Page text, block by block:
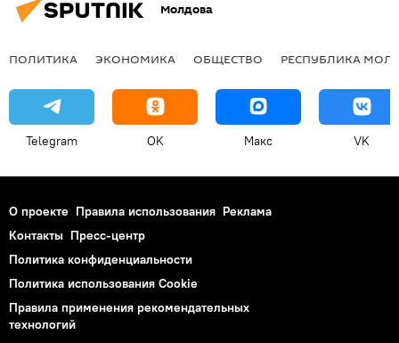
Молдова
ПОЛИТИКА ЭКОНОМИКА ОБЩЕСТВО РЕСПУБЛИКА
Telegram OK Макс VK
О проекте Правила использования Реклама
Контакты Пресс-центр
Политика конфиденциальности
Политика использования Cookie
Правила применения рекомендательных
технологий